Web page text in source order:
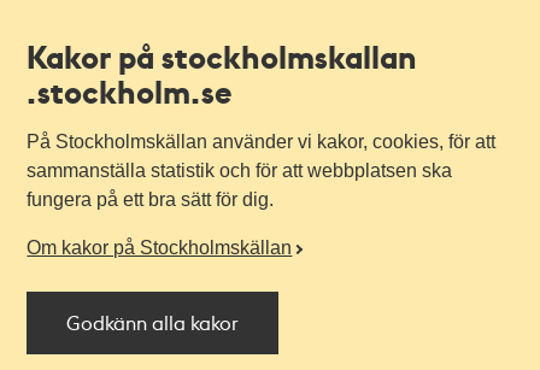
Kakor på stockholmskallan
.stockholm.se
På Stockholmskällan använder vi kakor, cookies, för att
sammanställa statistik och för att webbplatsen ska
fungera på ett bra sätt för dig.
Om kakor på Stockholmskällan
Godkänn alla kakor